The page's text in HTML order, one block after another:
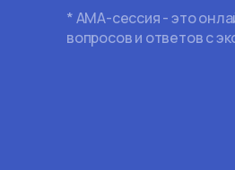
* АМА-сессия - это
вопросов и ответов с